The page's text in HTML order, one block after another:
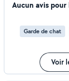
qui permet aux
m'occuper de
douce et
confiance et passe
la restauration
disponible les
Aucun avis
Garde de chat
Voir